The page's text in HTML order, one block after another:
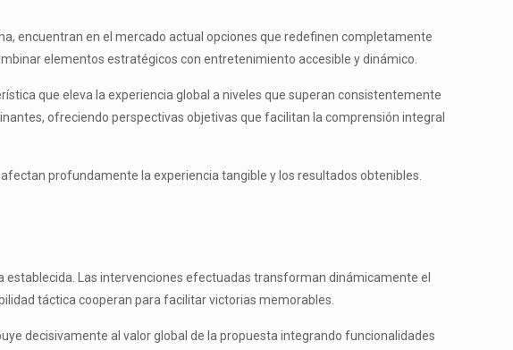
encuentran en el mercado actual opciones que redefinen completamente
elementos estratégicos con entretenimiento accesible y dinámico.
que eleva la experiencia global a niveles que superan consistentemente
ofreciendo perspectivas objetivas que facilitan la comprensión integral
profundamente la experiencia tangible y los resultados obtenibles.
Las intervenciones efectuadas transforman dinámicamente el
táctica cooperan para facilitar victorias memorables.
decisivamente al valor global de la propuesta integrando funcionalidades